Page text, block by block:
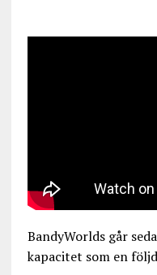
BandyWorlds går
kapacitet som en